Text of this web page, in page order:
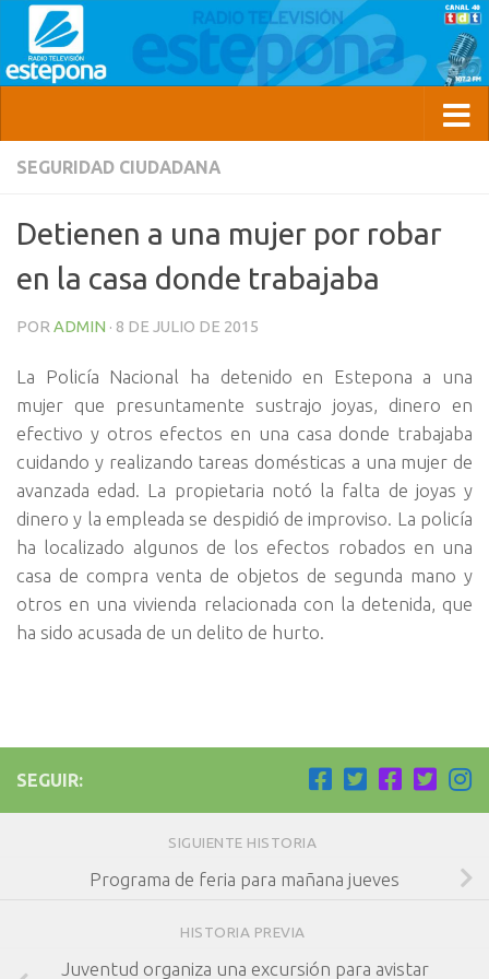
SEGURIDAD CIUDADANA
Detienen a una mujer por robar
en la casa donde trabajaba
POR ADMIN · 8 DE JULIO DE 2015
La Policía Nacional ha detenido en Estepona a una
mujer que presuntamente sustrajo joyas, dinero en
efectivo y otros efectos en una casa donde trabajaba
cuidando y realizando tareas domésticas a una mujer de
avanzada edad. La propietaria notó la falta de joyas y
dinero y la empleada se despidió de improviso. La policía
ha localizado algunos de los efectos robados en una
casa de compra venta de objetos de segunda mano y
otros en una vivienda relacionada con la detenida, que
ha sido acusada de un delito de hurto.
SEGUIR:
SIGUIENTE HISTORIA
Programa de feria para mañana jueves
HISTORIA PREVIA
Juventud organiza una excursión para avistar